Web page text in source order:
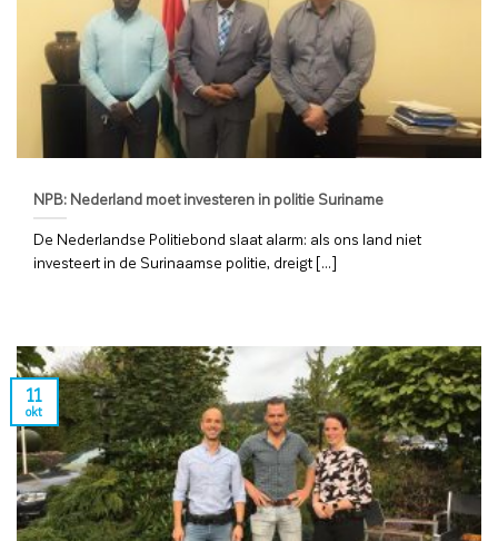
NPB: Nederland moet investeren in politie Suriname
De Nederlandse Politiebond slaat alarm: als ons land niet
investeert in de Surinaamse politie, dreigt [...]
11
okt